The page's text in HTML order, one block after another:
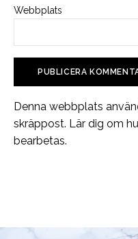
Webbplats
Denna webbplats
skräppost. Lär dig om
bearbetas.